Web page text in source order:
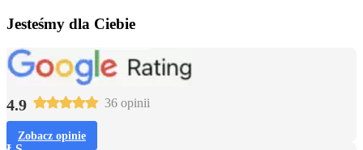
Jesteśmy dla Ciebie
4.9 36 opinii
Zobacz opinie